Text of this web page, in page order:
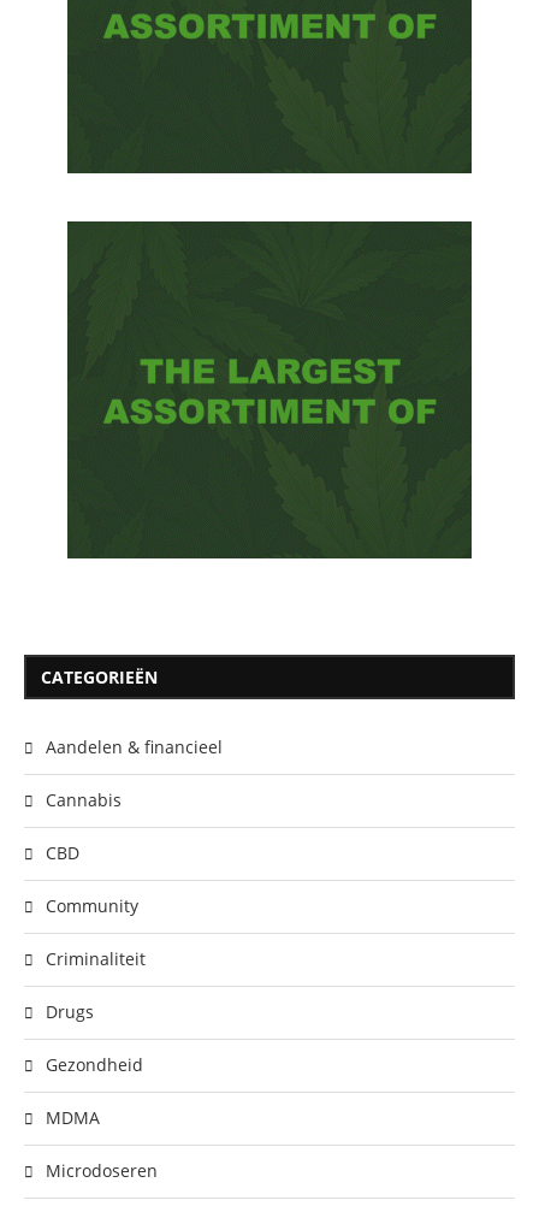
CATEGORIEËN
Aandelen & financieel
Cannabis
CBD
Community
Criminaliteit
Drugs
Gezondheid
MDMA
Microdoseren